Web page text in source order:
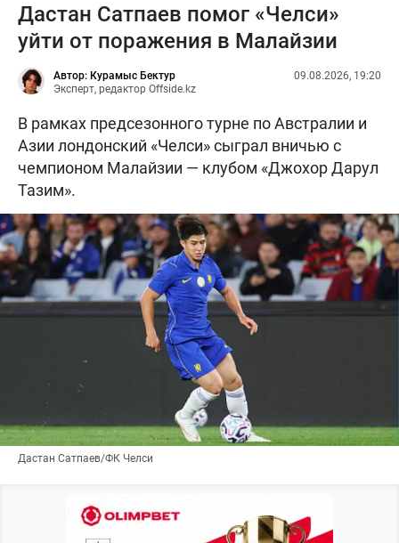
Дастан Сатпаев помог «Челси»
уйти от поражения в Малайзии
Автор: Курамыс Бектур
Эксперт, редактор Offside.kz
09.08.2026, 19:20
В рамках предсезонного турне по Австралии и
Азии лондонский «Челси» сыграл вничью с
чемпионом Малайзии — клубом «Джохор Дарул
Тазим».
Дастан Сатпаев/ФК Челси